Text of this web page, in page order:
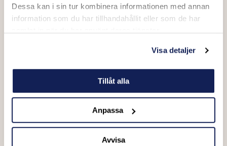
Dessa kan i sin tur kombinera informationen med annan
information som du har tillhandahållit eller som de har
Visa detaljer
Tillåt alla
Anpassa
Avvisa
kickoff, teamaktiviteter mm.)
Skräddarsytt paket / Företags- & Gruppresa (Inkl.